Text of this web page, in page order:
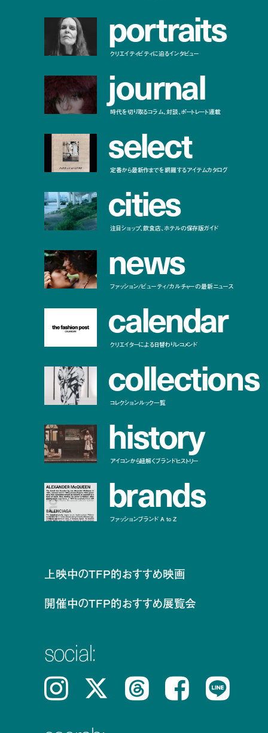
portraits
クリエイティビティに迫るインタビュー
journal
時代を切り取るコラム、対談、ポートレート連載
select
定番から最新作までを網羅するアイテムカタログ
cities
注目ショップ、飲食店、ホテルの保存版ガイド
news
ファッション/ビューティ/カルチャーの最新ニュース
calendar
クリエイターによる日替わりレコメンド
collections
コレクションルック一覧
history
アイコンから紐解くブランドヒストリー
brands
ファッションブランド A to Z
上映中のTFP的おすすめ映画
開催中のTFP的おすすめ展覧会
social:
Instagram 𝕏 Threads Facebook LINE